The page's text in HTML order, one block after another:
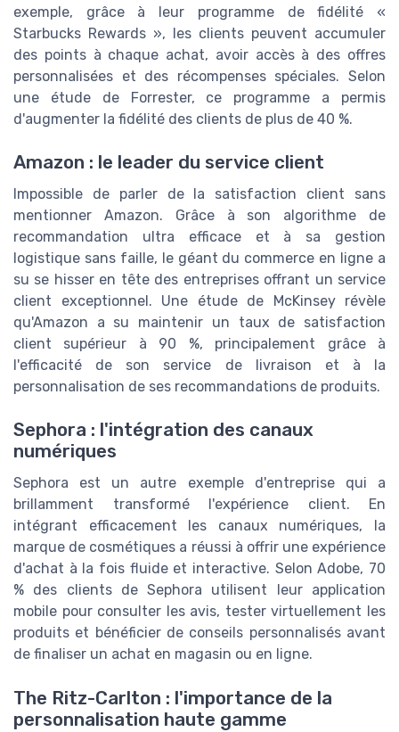
exemple, grâce à leur programme de fidélité «
Starbucks Rewards », les clients peuvent accumuler
des points à chaque achat, avoir accès à des offres
personnalisées et des récompenses spéciales. Selon
une étude de Forrester, ce programme a permis
d'augmenter la fidélité des clients de plus de 40 %.
Amazon : le leader du service client
Impossible de parler de la satisfaction client sans
mentionner Amazon. Grâce à son algorithme de
recommandation ultra efficace et à sa gestion
logistique sans faille, le géant du commerce en ligne a
su se hisser en tête des entreprises offrant un service
client exceptionnel. Une étude de McKinsey révèle
qu'Amazon a su maintenir un taux de satisfaction
client supérieur à 90 %, principalement grâce à
l'efficacité de son service de livraison et à la
personnalisation de ses recommandations de produits.
Sephora : l'intégration des canaux
numériques
Sephora est un autre exemple d'entreprise qui a
brillamment transformé l'expérience client. En
intégrant efficacement les canaux numériques, la
marque de cosmétiques a réussi à offrir une expérience
d'achat à la fois fluide et interactive. Selon Adobe, 70
% des clients de Sephora utilisent leur application
mobile pour consulter les avis, tester virtuellement les
produits et bénéficier de conseils personnalisés avant
de finaliser un achat en magasin ou en ligne.
The Ritz-Carlton : l'importance de la
personnalisation haute gamme